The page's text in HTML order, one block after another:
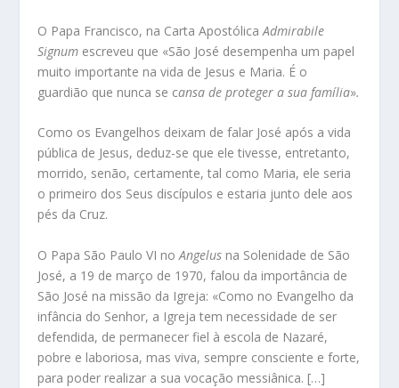
O Papa Francisco, na Carta ApostólicaAdmirabile
Signum escreveu que «São José desempenha um papel
muito importante na vida de Jesus e Maria. É o
guardião que nunca se cansa de proteger a sua família».
Como os Evangelhos deixam de falar José após a vida
pública de Jesus, deduz-se que ele tivesse, entretanto,
morrido, senão, certamente, tal como Maria, ele seria
o primeiro dos Seus discípulos e estaria junto dele aos
pés da Cruz.
O Papa São Paulo VI noAngelus na Solenidade de São
José, a 19 de março de 1970, falou da importância de
São José na missão da Igreja: «Como no Evangelho da
infância do Senhor, a Igreja tem necessidade de ser
defendida, de permanecer fiel à escola de Nazaré,
pobre e laboriosa, mas viva, sempre consciente e forte,
para poder realizar a sua vocação messiânica. […]